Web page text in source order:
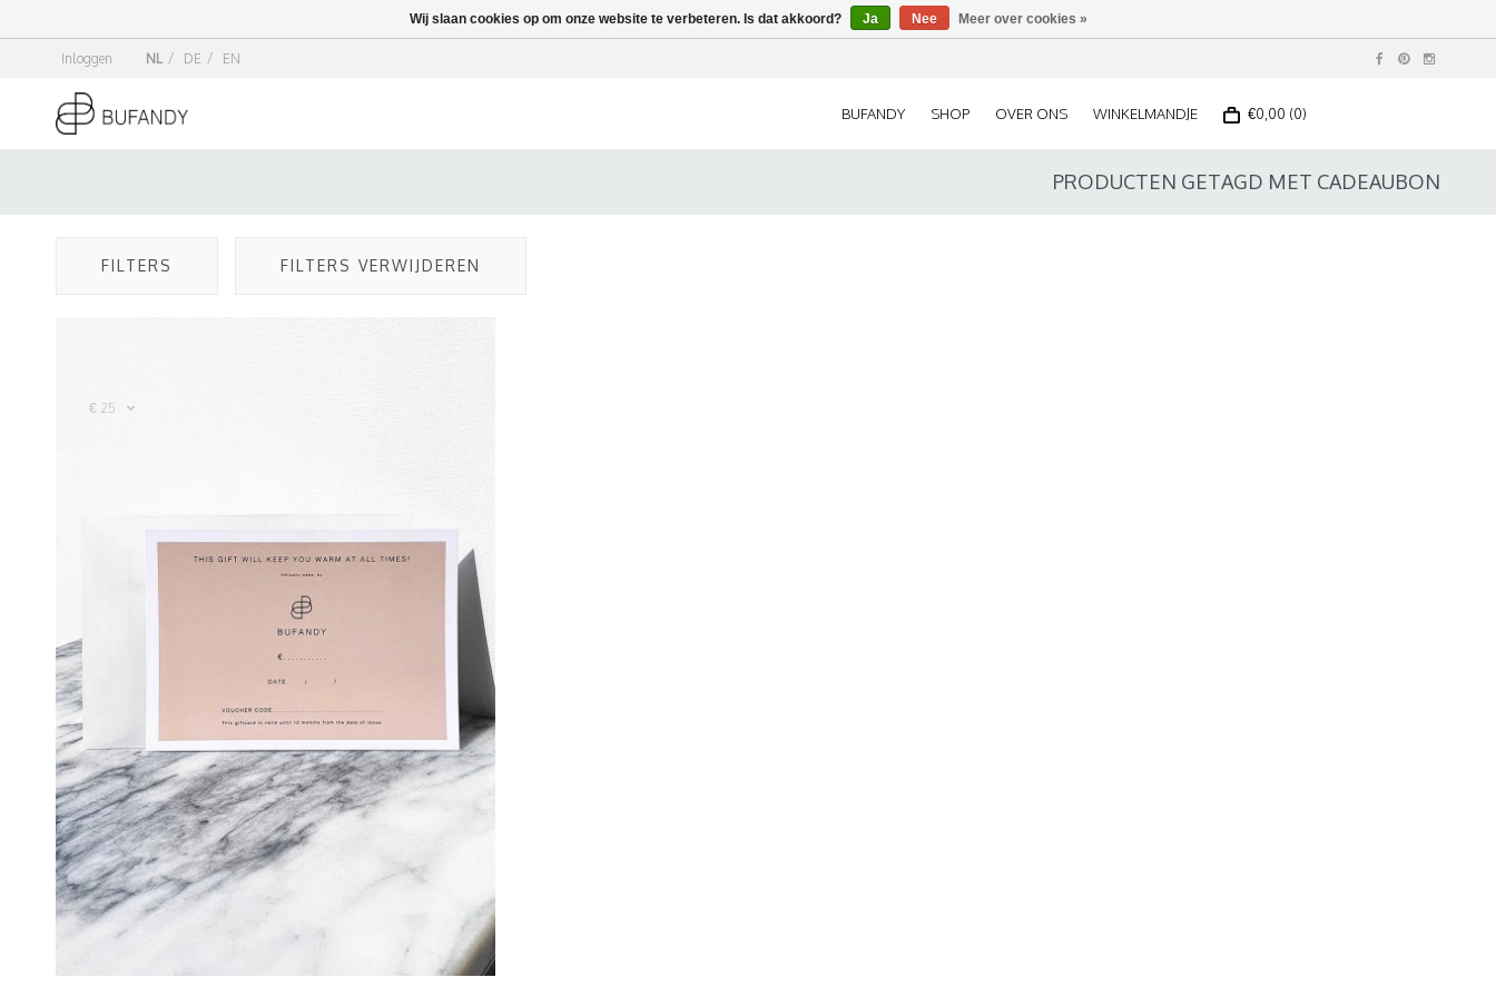
Inloggen NL / DE / EN
BUFANDY SHOP OVER ONS WINKELMANDJE €0,00 (0)
PRODUCTEN GETAGD MET CADEAUBON
FILTERS FILTERS VERWIJDEREN
Wij slaan cookies op om onze website te verbeteren. Is dat akkoord? Ja Nee Meer over cookies »